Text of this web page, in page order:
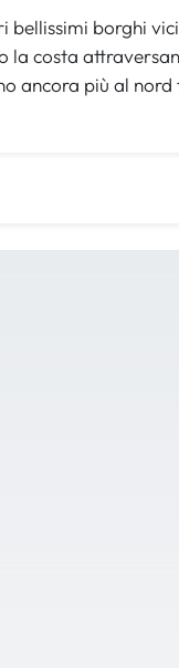
borghi
la costa
ancora più al